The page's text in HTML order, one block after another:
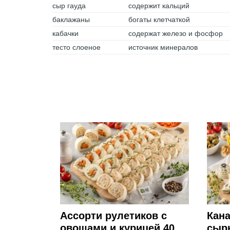
сыр гауда
содержит кальций
баклажаны
богаты клетчаткой
кабачки
содержат железо и фосфор
тесто слоеное
источник минералов
Ассорти рулетиков с